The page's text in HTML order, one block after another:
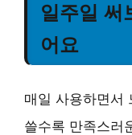
일주일 써
어요
매일 사용하면서
쓸수록 만족스러